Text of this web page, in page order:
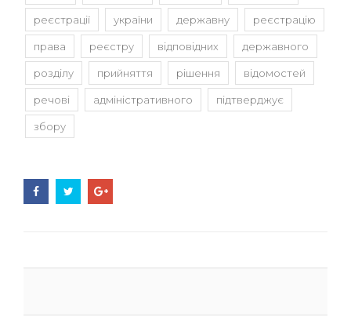
реєстрації україни державну реєстрацію
права реєстру відповідних державного
розділу прийняття рішення відомостей
речові адміністративного підтверджує
збору